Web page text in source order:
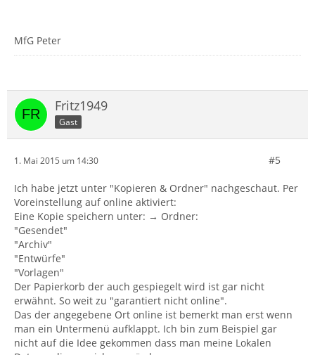
MfG Peter
Fritz1949
Gast
1. Mai 2015 um 14:30 #5
Ich habe jetzt unter "Kopieren & Ordner" nachgeschaut. Per
Voreinstellung auf online aktiviert:
Eine Kopie speichern unter: → Ordner:
"Gesendet"
"Archiv"
"Entwürfe"
"Vorlagen"
Der Papierkorb der auch gespiegelt wird ist gar nicht
erwähnt. So weit zu "garantiert nicht online".
Das der angegebene Ort online ist bemerkt man erst wenn
man ein Untermenü aufklappt. Ich bin zum Beispiel gar
nicht auf die Idee gekommen dass man meine Lokalen